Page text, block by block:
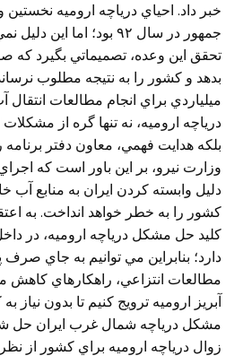
خبر داد. احياي درياچه اروميه نخستين
جمهور در سال ٩٢ بود؛ اما
تحقق اين وعده، تصميماتي بگيرد که
بدهد و کشور را به نتيجه مطلوب
ميلياردي براي انجام مطالعات
درياچه اروميه، نه تنها گره از مشکلات
بلکه هدايت فهمي، معاون دفتر
وزارت نيرو، بر اين باور است که
دليل وابسته کردن ايران به منابع آب
کشور را به خطر خواهد انداخت. به
کليد حل مشکل درياچه اروميه، در
دارد؛ بنابراين مي توانيم به جاي
مطالعات انتزاعي، راهکارهاي
آبريز اروميه ترويج کنيم تا بدون نياز
مشکل درياچه شمال غرب ايران حل
زوال درياچه اروميه براي کشور از